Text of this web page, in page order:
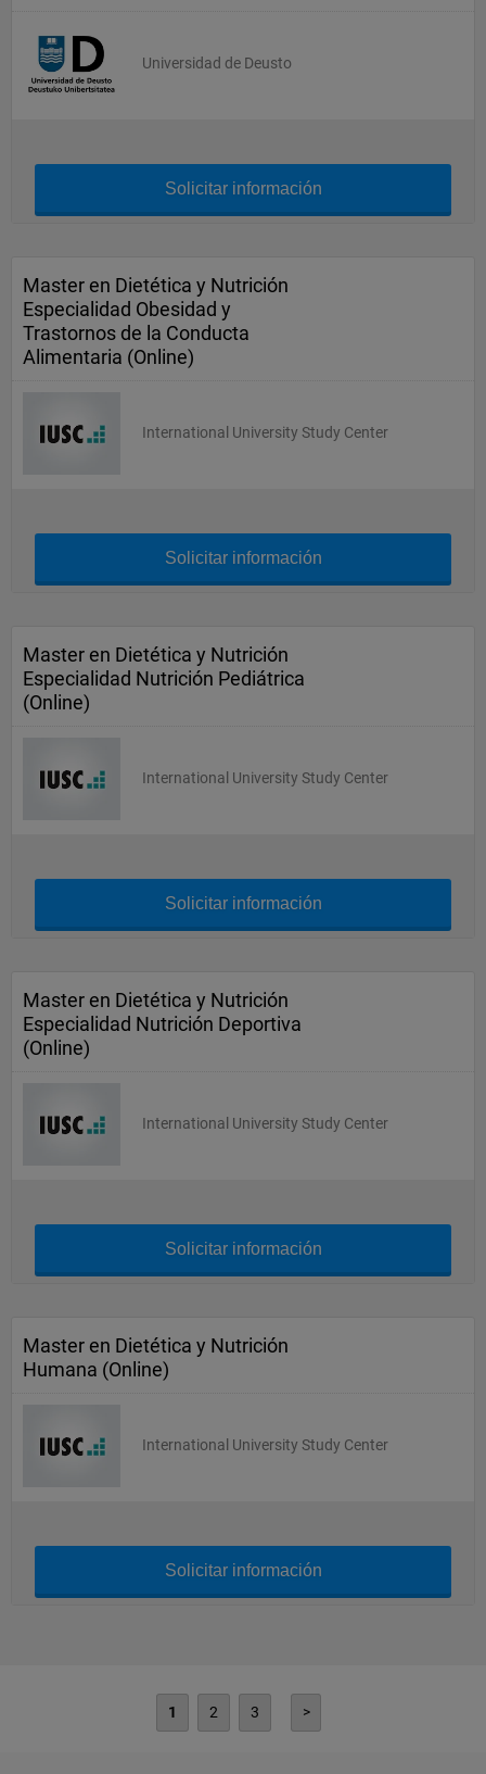
Universidad de Deusto
Solicitar información
Master en Dietética y Nutrición
Especialidad Obesidad y
Trastornos de la Conducta
Alimentaria (Online)
International University Study Center
Solicitar información
Master en Dietética y Nutrición
Especialidad Nutrición Pediátrica
(Online)
International University Study Center
Solicitar información
Master en Dietética y Nutrición
Especialidad Nutrición Deportiva
(Online)
International University Study Center
Solicitar información
Master en Dietética y Nutrición
Humana (Online)
International University Study Center
Solicitar información
1 2 3 >